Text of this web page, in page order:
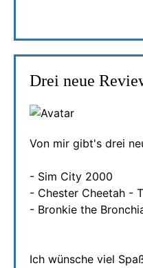
Drei neue
Von mir gibt's drei
- Sim City 2000
- Chester Cheetah -
- Bronkie the
Ich wünsche viel